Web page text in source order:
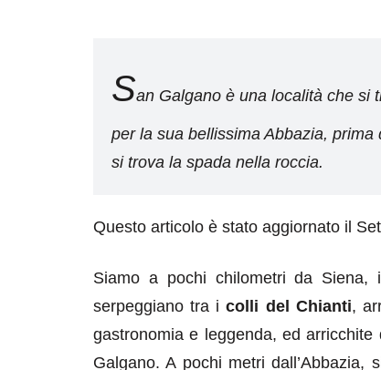
San Galgano è una località che si
per la sua bellissima Abbazia,
si trova la spada nella roccia.
Questo articolo è stato aggiornato il
Siamo a pochi chilometri da Siena,
serpeggiano tra icolli del Chianti,
gastronomia e leggenda, ed
Galgano. A pochi metri dall’Abbazia,